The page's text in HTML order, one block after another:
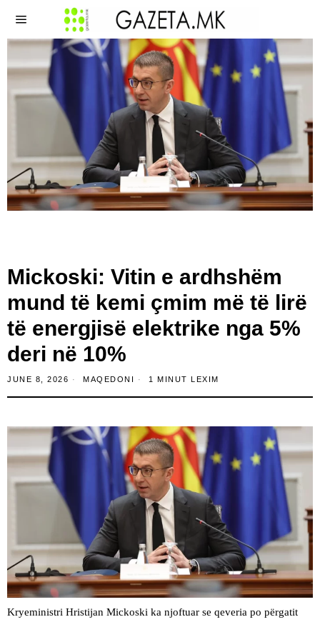
Mickoski: Vitin e ardhshëm
mund të kemi çmim më të lirë
të energjisë elektrike nga 5%
deri në 10%
JUNE 8, 2026 MAQEDONI 1 MINUT LEXIM
Kryeministri Hristijan Mickoski ka njoftuar se qeveria po përgatit